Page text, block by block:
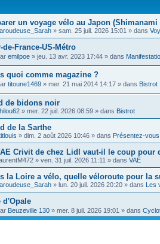
un voyage vélo au Japon
» sam. 25 juil. 2026 15:01 » dans
de-France-US-Métro
emilpoe » jeu. 13 avr. 2023 17:44 » dans
quoi comme magazine ?
titoune1469 » mer. 21 mai 2014 14:17 » dans Bistrot
de bidons noir
» mer. 22 juil. 2026 08:59 » dans Bistrot
de la Sarthe
» dim. 2 août 2026 10:46 » dans Présentez-vous
Crivit de chez Lidl vaut-il le coup pour
» ven. 31 juil. 2026 11:11 » dans VAE
la Loire a vélo, quelle véloroute pour la
» lun. 20 juil. 2026 20:20 » dans Les
d'Opale
Beuzeville 130 » mer. 8 juil. 2026 19:01 » dans